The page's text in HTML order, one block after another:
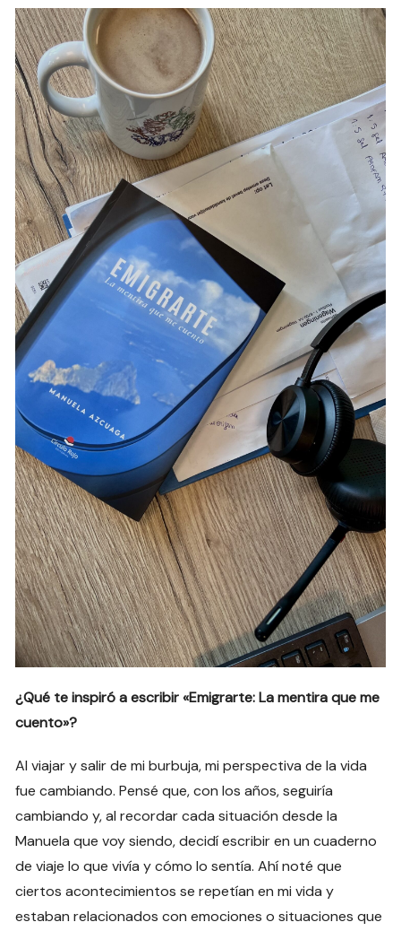
¿Qué te inspiró a escribir «Emigrarte: La mentira que me
cuento»?
Al viajar y salir de mi burbuja, mi perspectiva de la vida
fue cambiando. Pensé que, con los años, seguiría
cambiando y, al recordar cada situación desde la
Manuela que voy siendo, decidí escribir en un cuaderno
de viaje lo que vivía y cómo lo sentía. Ahí noté que
ciertos acontecimientos se repetían en mi vida y
estaban relacionados con emociones o situaciones que